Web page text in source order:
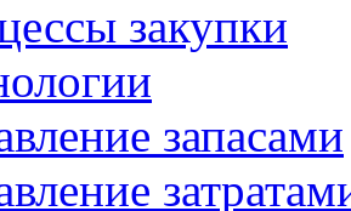
закупки
запасами